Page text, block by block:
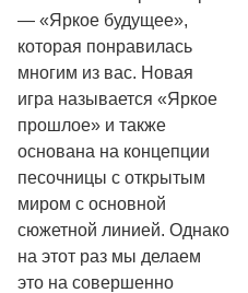
— «Яркое будущее»,
которая понравилась
многим из вас. Новая
игра называется «Яркое
прошлое» и также
основана на концепции
песочницы с открытым
миром с основной
сюжетной линией. Однако
на этот раз мы делаем
это на совершенно